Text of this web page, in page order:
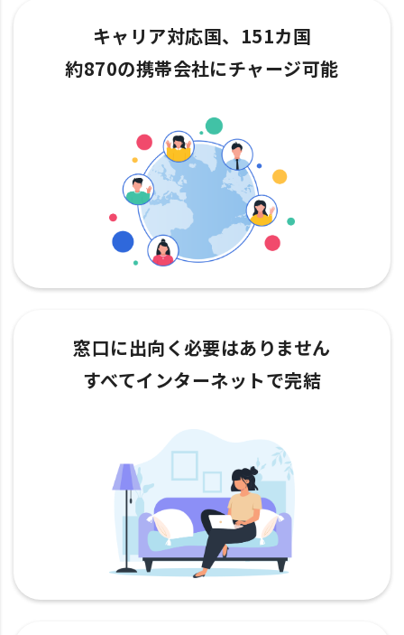
キャリア対応国、151カ国
約870の携帯会社にチャージ可能
窓口に出向く必要はありません
すべてインターネットで完結